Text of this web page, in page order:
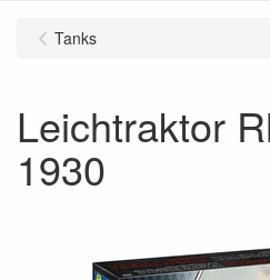
Tanks
Leichtraktor
1930